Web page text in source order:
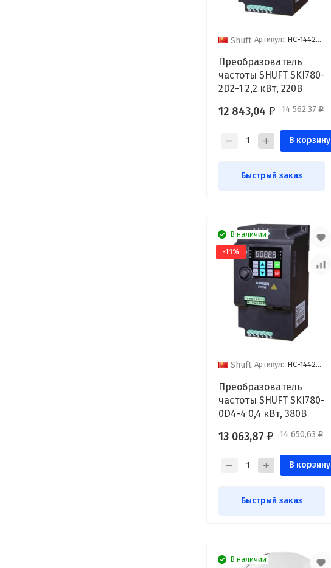
Shuft Артикул: НС-1442804
Преобразователь
частоты SHUFT SKI780-
2D2-1 2,2 кВт, 220В
12 843,04 ₽ 14 562,37₽
В корзину
Быстрый заказ
-11%
В наличии
Shuft Артикул: НС-1442799
Преобразователь
частоты SHUFT SKI780-
0D4-4 0,4 кВт, 380В
13 063,87 ₽ 14 650,63₽
В корзину
Быстрый заказ
В наличии